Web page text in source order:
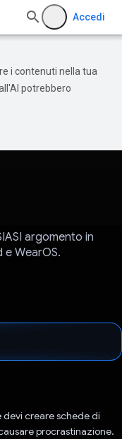
Accedi
i contenuti nella tua
potrebbero
argomento in
WearOS.
creare schede di
procrastinazione.